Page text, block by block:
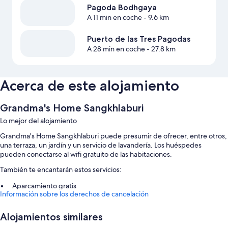
Pagoda Bodhgaya
A 11 min en coche- 9.6 km
Puerto de las Tres Pagodas
A 28 min en coche- 27.8 km
Acerca de este alojamiento
Grandma's Home Sangkhlaburi
Lo mejor del alojamiento
Grandma's Home Sangkhlaburi puede presumir de ofrecer, entre otros,
una terraza, un jardín y un servicio de lavandería. Los huéspedes
pueden conectarse al wifi gratuito de las habitaciones.
También te encantarán estos servicios:
Aparcamiento gratis
Desayuno típico de la cocina local (de pago), asistencia turística y
Espacios sin humos
Información sobre los derechos de cancelación
Alojamientos similares